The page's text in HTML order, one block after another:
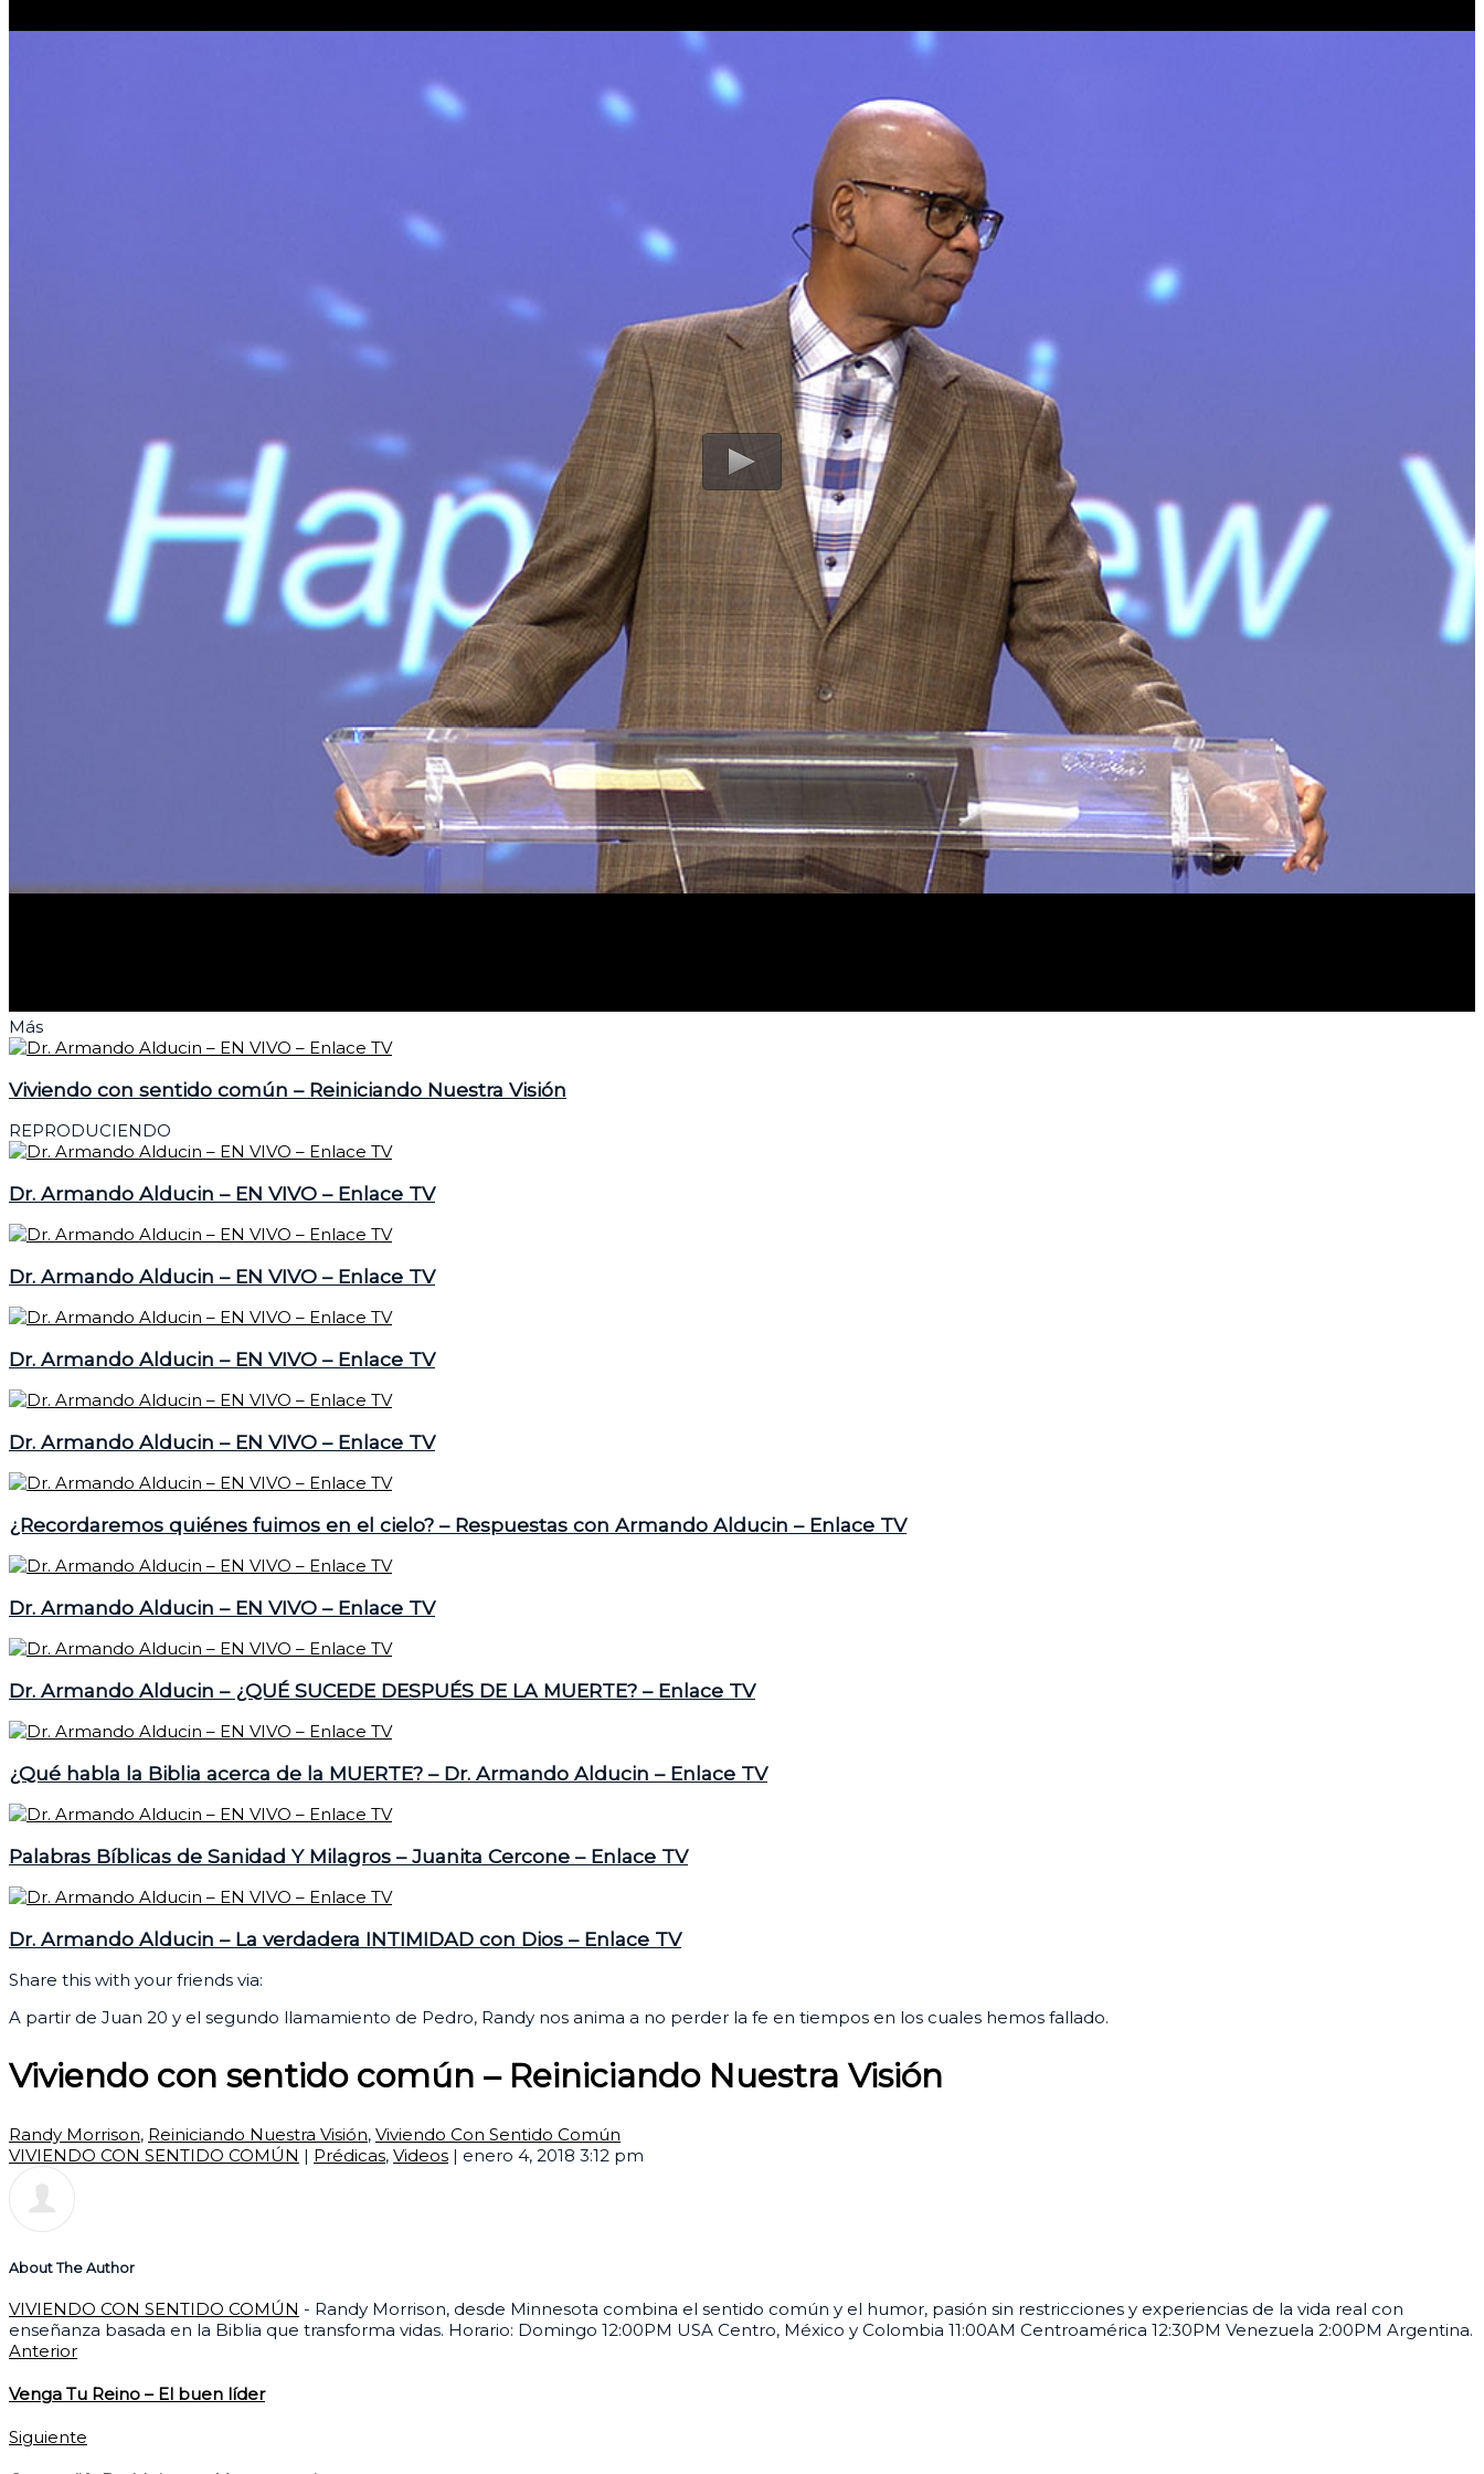
Más
Viviendo con sentido común – Reiniciando Nuestra Visión
REPRODUCIENDO
Dr. Armando Alducin – EN VIVO – Enlace TV
Dr. Armando Alducin – EN VIVO – Enlace TV
Dr. Armando Alducin – EN VIVO – Enlace TV
Dr. Armando Alducin – EN VIVO – Enlace TV
¿Recordaremos quiénes fuimos en el cielo? – Respuestas con Armando Alducin – Enlace TV
Dr. Armando Alducin – EN VIVO – Enlace TV
Dr. Armando Alducin – ¿QUÉ SUCEDE DESPUÉS DE LA MUERTE? – Enlace TV
¿Qué habla la Biblia acerca de la MUERTE? – Dr. Armando Alducin – Enlace TV
Palabras Bíblicas de Sanidad Y Milagros – Juanita Cercone – Enlace TV
Dr. Armando Alducin – La verdadera INTIMIDAD con Dios – Enlace TV
Share this with your friends via:
A partir de Juan 20 y el segundo llamamiento de Pedro, Randy nos anima a no perder la fe en tiempos en los cuales hemos fallado.
Viviendo con sentido común – Reiniciando Nuestra Visión
Randy Morrison, Reiniciando Nuestra Visión, Viviendo Con Sentido Común
VIVIENDO CON SENTIDO COMÚN | Prédicas, Videos | enero 4, 2018 3:12 pm
About The Author
VIVIENDO CON SENTIDO COMÚN - Randy Morrison, desde Minnesota combina el sentido común y el humor, pasión sin restricciones y experiencias de la vida real con
enseñanza basada en la Biblia que transforma vidas. Horario: Domingo 12:00PM USA Centro, México y Colombia 11:00AM Centroamérica 12:30PM Venezuela 2:00PM Argentina.
Anterior
Venga Tu Reino – El buen líder
Siguiente